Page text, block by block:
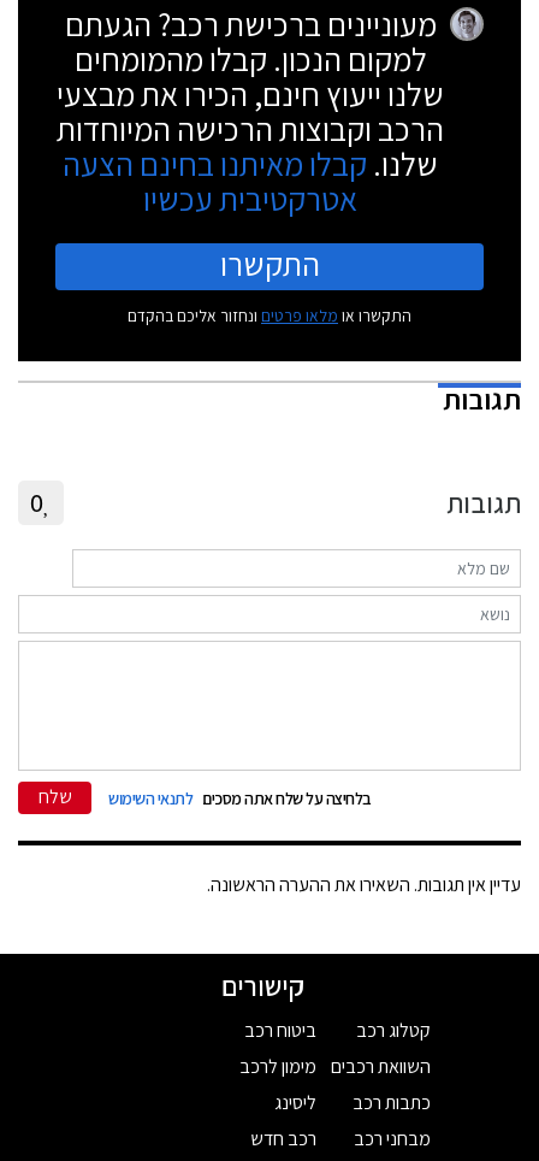
מעוניינים ברכישת רכב? הגעתם
למקום הנכון. קבלו מהמומחים
שלנו ייעוץ חינם, הכירו את מבצעי
הרכב וקבוצות הרכישה המיוחדות
שלנו. קבלו מאיתנו בחינם הצעה
אטרקטיבית עכשיו
התקשרו
התקשרו או מלאו פרטים ונחזור אליכם בהקדם
תגובות
תגובות 0
בלחיצה על שלח אתה מסכים לתנאי השימוש שלח
עדיין אין תגובות. השאירו את ההערה הראשונה.
קישורים
קטלוג רכב
השוואת רכבים
כתבות רכב
מבחני רכב
ביטוח רכב
מימון לרכב
ליסינג
רכב חדש